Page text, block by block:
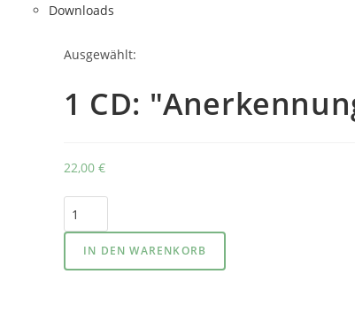
Downloads
Ausgewählt:
1 CD:
22,00 €
IN DEN WARENKORB